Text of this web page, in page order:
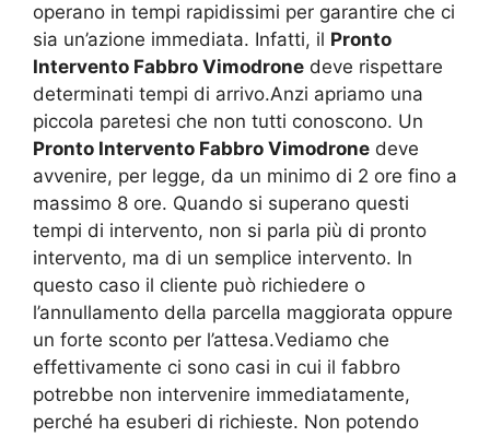
operano in tempi rapidissimi per garantire che ci
sia un’azione immediata. Infatti, il Pronto
Intervento Fabbro Vimodrone deve rispettare
determinati tempi di arrivo.Anzi apriamo una
piccola paretesi che non tutti conoscono. Un
Pronto Intervento Fabbro Vimodrone deve
avvenire, per legge, da un minimo di 2 ore fino a
massimo 8 ore. Quando si superano questi
tempi di intervento, non si parla più di pronto
intervento, ma di un semplice intervento. In
questo caso il cliente può richiedere o
l’annullamento della parcella maggiorata oppure
un forte sconto per l’attesa.Vediamo che
effettivamente ci sono casi in cui il fabbro
potrebbe non intervenire immediatamente,
perché ha esuberi di richieste. Non potendo